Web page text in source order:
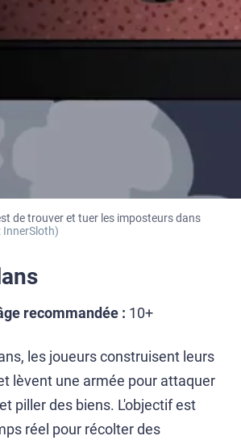
de trouver et tuer les imposteurs dans
InnerSloth)
recommandée : 10+
les joueurs construisent leurs
lèvent une armée pour attaquer
piller des biens. L'objectif est
réel pour récolter des